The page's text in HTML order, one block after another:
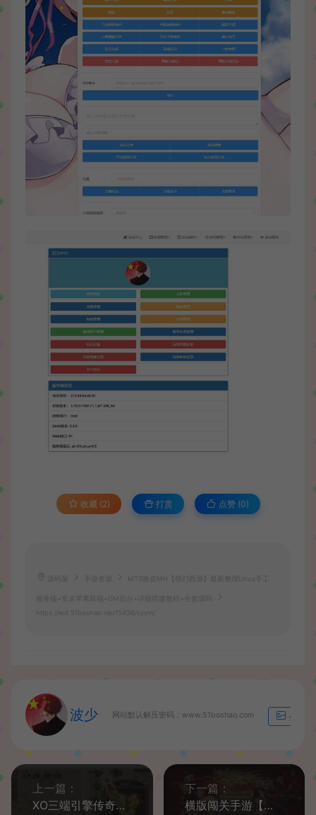
收藏 (2) 打赏 点赞 (0)
手游资源 MT3换皮MH【萌幻西游】最新整理Linux手工
服务端+安卓苹果双端+GM后台+详细搭建教程+全套源码
https://wd.51boshao.vip/15436/syym/
波少 网站默认解压密码：www.51boshao.com 生成海
上一篇：
XO三端引擎传奇手游【雪花传奇靓装版】最新整理WIN系特色服务端+PC安卓苹果三端互通+详细搭建教程
下一篇：
横版闯关手游【名望阿拉德70版本解锁版】最新整理Linux手工服务端+安卓苹果双端+运营后台+GM授权后台+详细搭建教程